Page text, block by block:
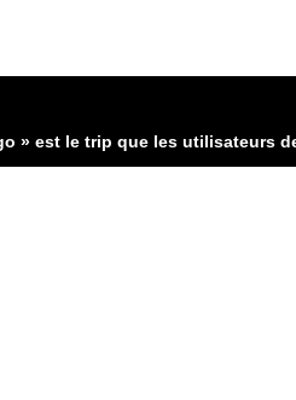
» est le trip que les utilisateurs